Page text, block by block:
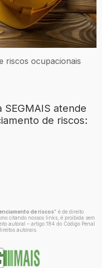
riscos ocupacionais
SEGMAIS atende
de riscos:
de riscos" é de direito
citando nossos links, é proibida sem
autoral – artigo 184 do Código Penal
autorais.